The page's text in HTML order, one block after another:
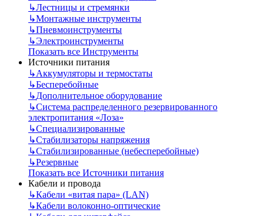
↳Лестницы и стремянки
↳Монтажные инструменты
↳Пневмоинструменты
↳Электроинструменты
Показать все Инструменты
Источники питания
↳Аккумуляторы и термостаты
↳Бесперебойные
↳Дополнительное оборудование
↳Система распределенного резервированного
электропитания «Лоза»
↳Специализированные
↳Стабилизаторы напряжения
↳Стабилизированные (небесперебойные)
↳Резервные
Показать все Источники питания
Кабели и провода
↳Кабели «витая пара» (LAN)
↳Кабели волоконно-оптические